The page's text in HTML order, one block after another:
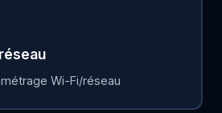
Wi-Fi/réseau